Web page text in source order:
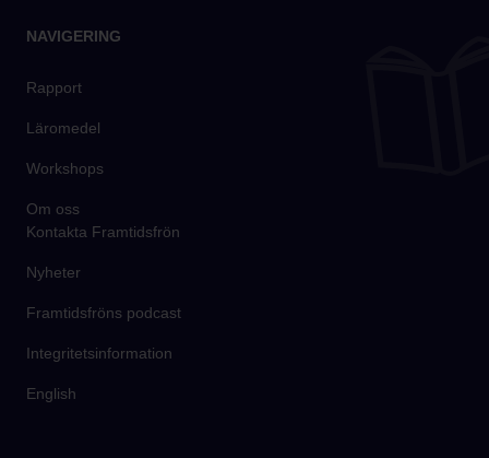
NAVIGERING
Rapport
Läromedel
Workshops
Om oss
Kontakta Framtidsfrön
Nyheter
Framtidsfröns podcast
Integritetsinformation
English